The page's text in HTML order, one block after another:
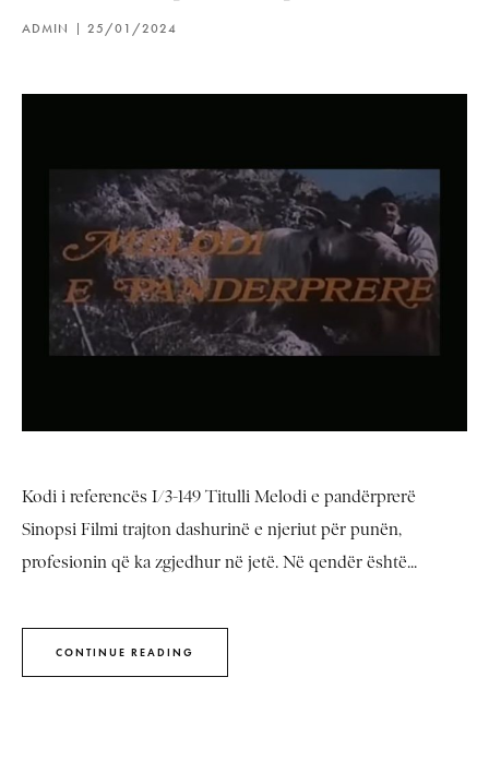
ADMIN 25/01/2024
Kodi i referencës I/3-149 Titulli Melodi e pandërprerë
Sinopsi Filmi trajton dashurinë e njeriut për punën,
profesionin që ka zgjedhur në jetë. Në qendër është...
CONTINUE READING